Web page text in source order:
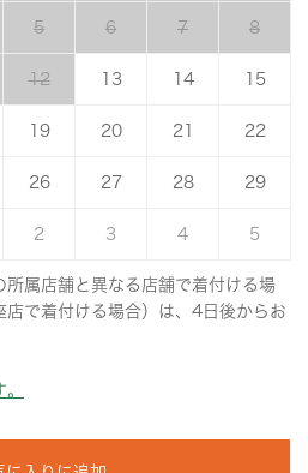
5 6 7 8
12 13 14 15
19 20 21 22
26 27 28 29
2 3 4 5
属店舗と異なる店舗で着付ける場
で着付ける場合）は、4日後からお